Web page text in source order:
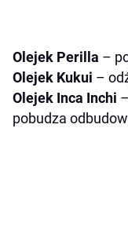
Olejek Perilla –
Olejek Kukui –
Olejek Inca Inchi
pobudza